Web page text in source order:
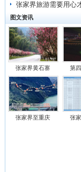
张家界旅游需要用心
图文资讯
张家界黄石寨 第
张家界至重庆 张